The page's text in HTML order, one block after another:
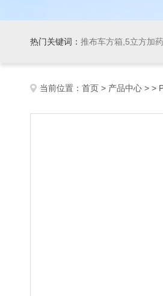
热门关键词： 推布车方箱,5立方加
当前位置： 首页 > 产品中心 > >